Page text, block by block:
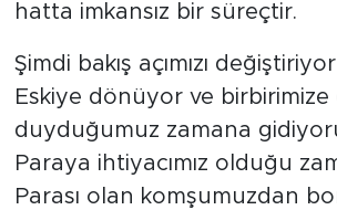
hatta imkansız bir süreçtir.
Şimdi bakış açımızı
Eskiye dönüyor ve birbirimize
duyduğumuz zamana
Paraya ihtiyacımız olduğu
Parası olan komşumuzdan